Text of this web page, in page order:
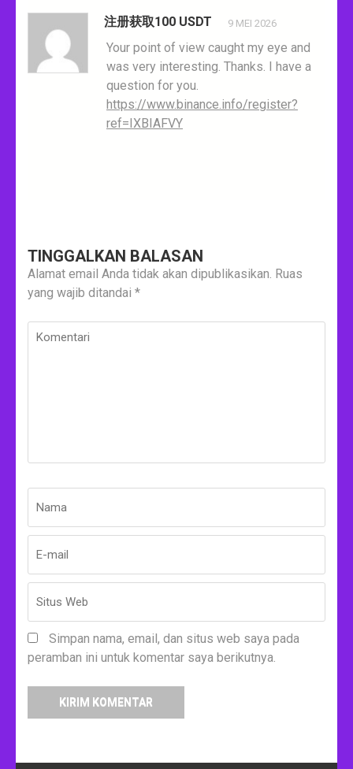
注册获取100 USDT 9 MEI 2026
Your point of view caught my eye and
was very interesting. Thanks. I have a
question for you.
https://www.binance.info/register?
ref=IXBIAFVY
TINGGALKAN BALASAN
Alamat email Anda tidak akan dipublikasikan. Ruas
yang wajib ditandai *
Komentari
Simpan nama, email, dan situs web saya pada
peramban ini untuk komentar saya berikutnya.